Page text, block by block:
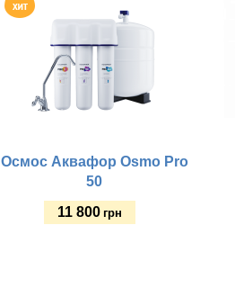
Осмос Аквафор Osmo Pro
50
11 800 грн